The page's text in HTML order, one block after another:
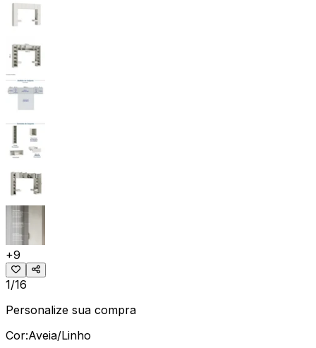
+9
1/16
Personalize sua compra
Cor:Aveia/Linho